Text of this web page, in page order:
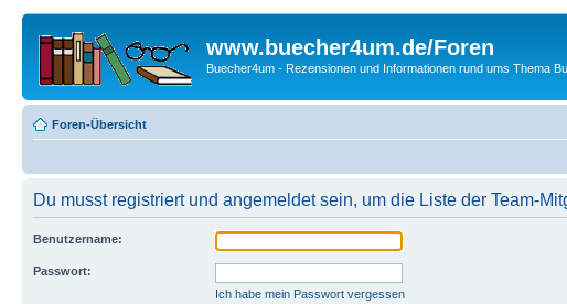
www.buecher4um.de/Foren
Buecher4um - Rezensionen und Informationen rund ums Thema
Foren-Übersicht
Du musst registriert und angemeldet sein, um die Liste der Team-
Benutzername:
Passwort:
Ich habe mein Passwort vergessen